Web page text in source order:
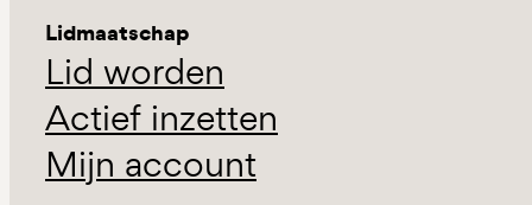
Lidmaatschap
Lid worden
Actief inzetten
Mijn account